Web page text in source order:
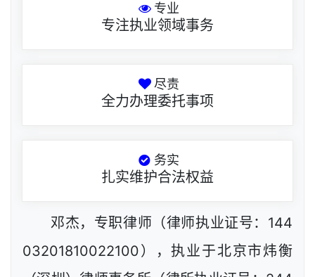
专业
专注执业领域事务
尽责
全力办理委托事项
务实
扎实维护合法权益
邓杰，专职律师（律师执业证号：144
03201810022100），执业于北京市炜衡